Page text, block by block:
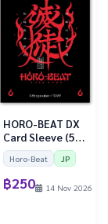
HORO-BEAT DX
Card Sleeve (52
ซอง)
Horo-Beat JP
฿250 14 Nov 2026